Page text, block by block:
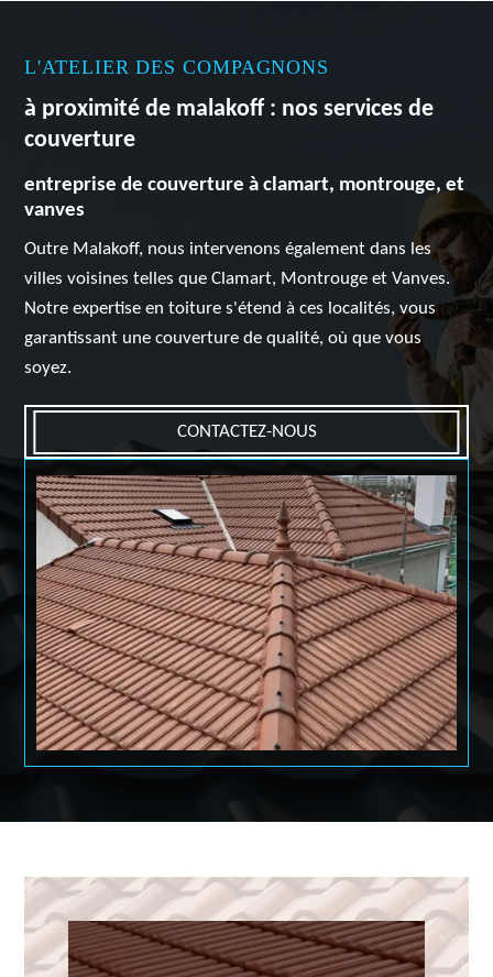
L'ATELIER DES COMPAGNONS
à proximité de malakoff : nos services de
couverture
entreprise de couverture à clamart, montrouge, et
vanves
Outre Malakoff, nous intervenons également dans les
villes voisines telles que Clamart, Montrouge et Vanves.
Notre expertise en toiture s'étend à ces localités, vous
garantissant une couverture de qualité, où que vous
soyez.
CONTACTEZ-NOUS